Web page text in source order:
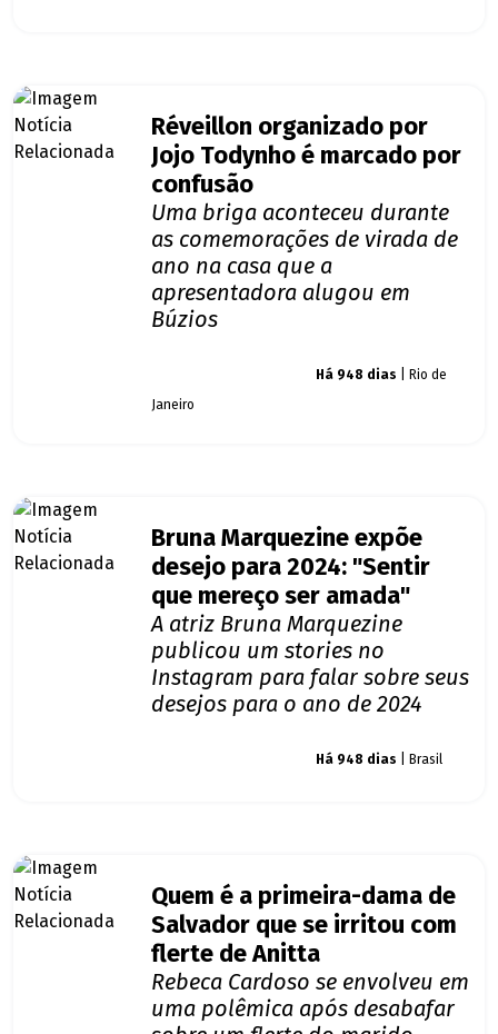
Réveillon organizado por
Jojo Todynho é marcado por
confusão
Uma briga aconteceu durante
as comemorações de virada de
ano na casa que a
apresentadora alugou em
Búzios
Há 948 dias | Rio de
Janeiro
Bruna Marquezine expõe
desejo para 2024: "Sentir
que mereço ser amada"
A atriz Bruna Marquezine
publicou um stories no
Instagram para falar sobre seus
desejos para o ano de 2024
Há 948 dias | Brasil
Quem é a primeira-dama de
Salvador que se irritou com
flerte de Anitta
Rebeca Cardoso se envolveu em
uma polêmica após desabafar